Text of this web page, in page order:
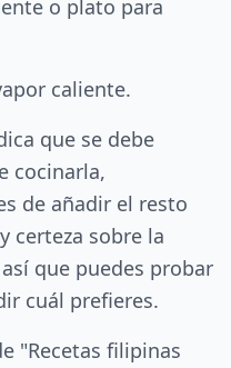
o plato para
caliente.
que se debe
cocinarla,
de añadir el resto
certeza sobre la
que puedes probar
cuál prefieres.
"Recetas filipinas